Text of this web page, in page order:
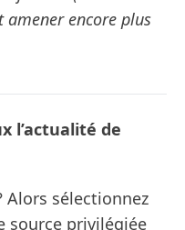
amener encore plus
l’actualité de
Alors sélectionnez
source privilégiée